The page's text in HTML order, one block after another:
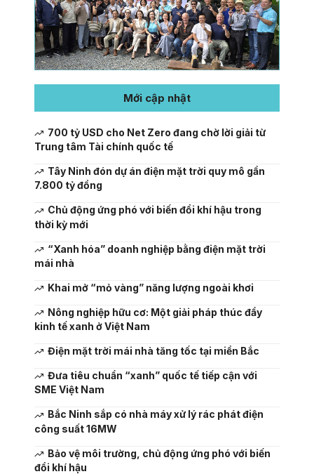
Mới cập nhật
700 tỷ USD cho Net Zero đang chờ lời giải từ
Trung tâm Tài chính quốc tế
Tây Ninh đón dự án điện mặt trời quy mô gần
7.800 tỷ đồng
Chủ động ứng phó với biến đổi khí hậu trong
thời kỳ mới
“Xanh hóa” doanh nghiệp bằng điện mặt trời
mái nhà
Khai mở “mỏ vàng” năng lượng ngoài khơi
Nông nghiệp hữu cơ: Một giải pháp thúc đẩy
kinh tế xanh ở Việt Nam
Điện mặt trời mái nhà tăng tốc tại miền Bắc
Đưa tiêu chuẩn “xanh” quốc tế tiếp cận với
SME Việt Nam
Bắc Ninh sắp có nhà máy xử lý rác phát điện
công suất 16MW
Bảo vệ môi trường, chủ động ứng phó với biến
đổi khí hậu